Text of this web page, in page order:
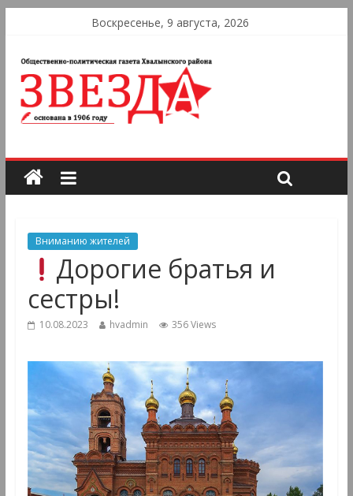
Воскресенье, 9 августа, 2026
Вниманию жителей
Дорогие братья и
сестры!
10.08.2023 hvadmin 356 Views